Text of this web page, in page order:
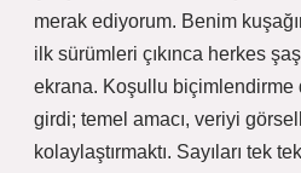
merak ediyorum. Benim
ilk sürümleri çıkınca herkes
ekrana. Koşullu biçimlendirme
girdi; temel amacı, veriyi
kolaylaştırmaktı. Sayıları tek